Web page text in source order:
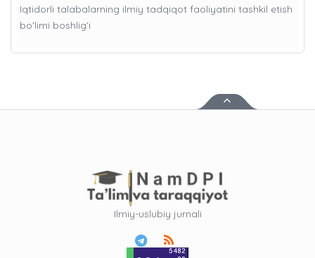
Iqtidorli talabalarning ilmiy tadqiqot faoliyatini tashkil etish
bo'limi boshlig’i
Ilmiy-uslubiy jurnali